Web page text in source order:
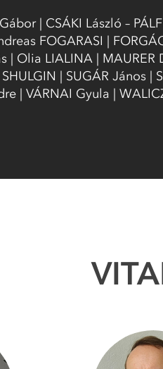
| CSÁKI László –
FOGARASI |
| Olia LIALINA |
| SUGÁR János |
| VÁRNAI Gyula |